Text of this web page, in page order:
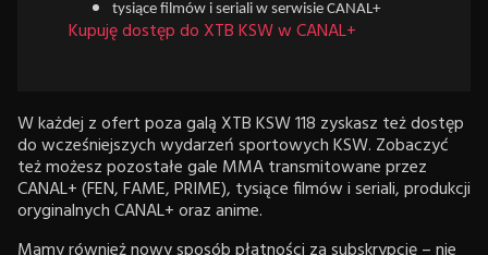
tysiące filmów i seriali w serwisie CANAL+
Kupuję dostęp do XTB KSW w CANAL+
W każdej z ofert poza galą XTB KSW 118 zyskasz też dostęp
do wcześniejszych wydarzeń sportowych KSW. Zobaczyć
też możesz pozostałe gale MMA transmitowane przez
CANAL+ (FEN, FAME, PRIME), tysiące filmów i seriali, produkcji
oryginalnych CANAL+ oraz anime.